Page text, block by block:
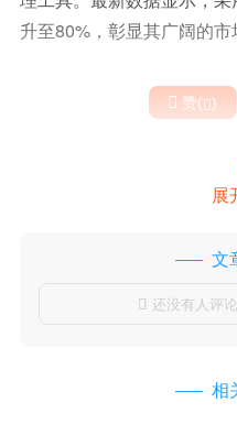
升至80%，彰显其广阔的市
 赞()
展
文
 还没有人评
相